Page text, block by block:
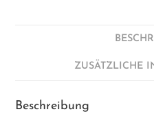
ZUSÄTZLICHE
Beschreibung